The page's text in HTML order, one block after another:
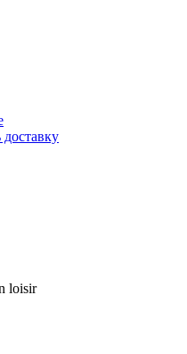
доставку
loisir